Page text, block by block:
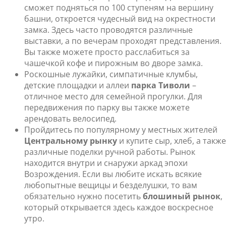
сможет подняться по 100 ступеням на вершину
башни, откроется чудесный вид на окрестности
замка. Здесь часто проводятся различные
выставки, а по вечерам проходят представления.
Вы также можете просто расслабиться за
чашечкой кофе и пирожным во дворе замка.
Роскошные лужайки, симпатичные клумбы,
детские площадки и аллеи парка Тиволи –
отличное место для семейной прогулки. Для
передвижения по парку вы также можете
арендовать велосипед.
Пройдитесь по популярному у местных жителей
Центральному рынку и купите сыр, хлеб, а также
различные поделки ручной работы. Рынок
находится внутри и снаружи аркад эпохи
Возрождения. Если вы любите искать всякие
любопытные вещицы и безделушки, то вам
обязательно нужно посетитьблошиный рынок,
который открывается здесь каждое воскресное
утро.